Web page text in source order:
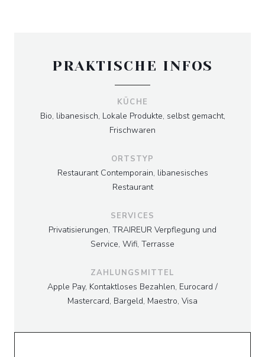
PRAKTISCHE INFOS
KÜCHE
Bio, libanesisch, Lokale Produkte, selbst gemacht,
Frischwaren
ORTSTYP
Restaurant Contemporain, libanesisches
Restaurant
SERVICES
Privatisierungen, TRAIREUR Verpflegung und
Service, Wifi, Terrasse
ZAHLUNGSMITTEL
Apple Pay, Kontaktloses Bezahlen, Eurocard /
Mastercard, Bargeld, Maestro, Visa